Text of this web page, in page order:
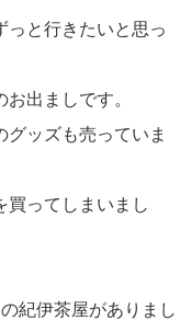
っと行きたいと思っ
出ましです。
ッズも売っていま
買ってしまいまし
紀伊茶屋がありまし